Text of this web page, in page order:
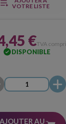
VOTRE LISTE
€TVA
DISPONIBLE
AJOUTER AU